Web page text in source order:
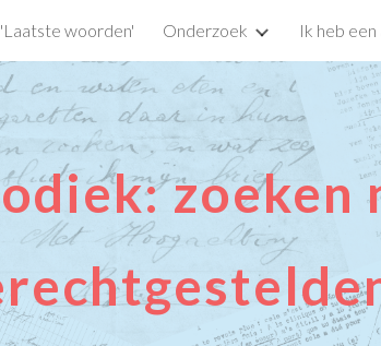
content Skip to
woorden' Onderzoek Ik heb
zoeken